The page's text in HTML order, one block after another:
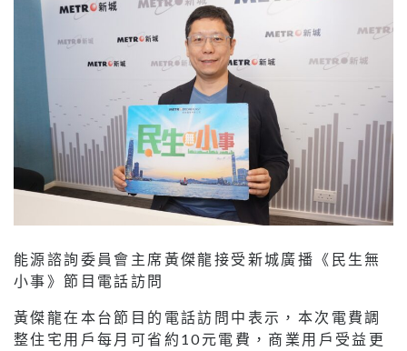
能源諮詢委員會主席黃傑龍接受新城廣播《民生無
小事》節目電話訪問
黃傑龍在本台節目的電話訪問中表示，本次電費調
整住宅用戶每月可省約10元電費，商業用戶受益更